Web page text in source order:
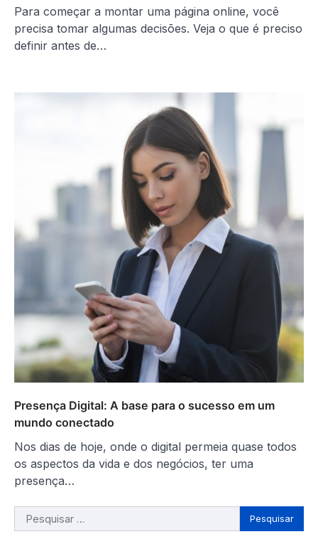
Para começar a montar uma página online, você
precisa tomar algumas decisões. Veja o que é preciso
definir antes de…
Presença Digital: A base para o sucesso em um
mundo conectado
Nos dias de hoje, onde o digital permeia quase todos
os aspectos da vida e dos negócios, ter uma
presença…
Pesquisar
por: